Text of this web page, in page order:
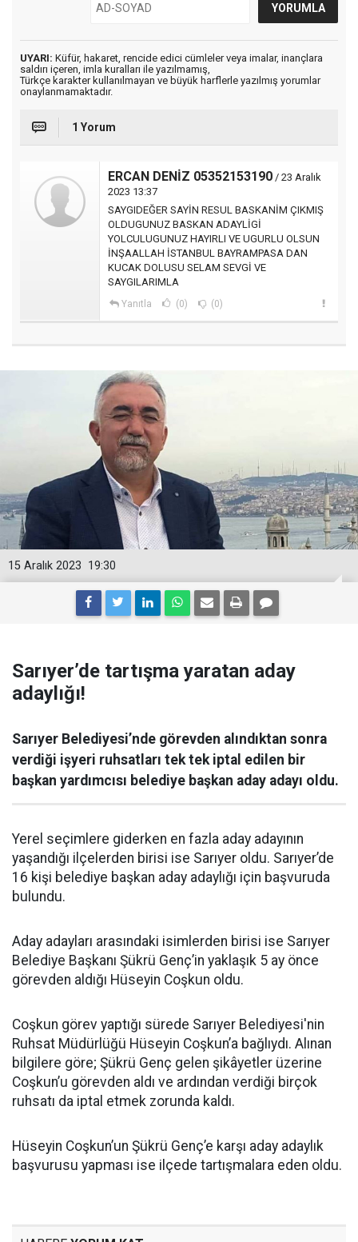
UYARI: Küfür, hakaret, rencide edici cümleler veya imalar, inançlara
saldırı içeren, imla kuralları ile yazılmamış,
Türkçe karakter kullanılmayan ve büyük harflerle yazılmış yorumlar
onaylanmamaktadır.
1 Yorum
ERCAN DENİZ 05352153190 / 23 Aralık
2023 13:37
SAYGIDEĞER SAYİN RESUL BASKANİM ÇIKMIŞ
OLDUGUNUZ BASKAN ADAYLİGİ
YOLCULUGUNUZ HAYIRLI VE UGURLU OLSUN
İNŞAALLAH İSTANBUL BAYRAMPASA DAN
KUCAK DOLUSU SELAM SEVGİ VE
SAYGILARIMLA
Yanıtla (0) (0)
19:30
15 Aralık 2023
Sarıyer’de tartışma yaratan aday
adaylığı!
Sarıyer Belediyesi’nde görevden alındıktan sonra
verdiği işyeri ruhsatları tek tek iptal edilen bir
başkan yardımcısı belediye başkan aday adayı oldu.
Yerel seçimlere giderken en fazla aday adayının
yaşandığı ilçelerden birisi ise Sarıyer oldu. Sarıyer’de
16 kişi belediye başkan aday adaylığı için başvuruda
bulundu.
Aday adayları arasındaki isimlerden birisi ise Sarıyer
Belediye Başkanı Şükrü Genç’in yaklaşık 5 ay önce
görevden aldığı Hüseyin Coşkun oldu.
Coşkun görev yaptığı sürede Sarıyer Belediyesi'nin
Ruhsat Müdürlüğü Hüseyin Coşkun’a bağlıydı. Alınan
bilgilere göre; Şükrü Genç gelen şikâyetler üzerine
Coşkun’u görevden aldı ve ardından verdiği birçok
ruhsatı da iptal etmek zorunda kaldı.
Hüseyin Coşkun’un Şükrü Genç’e karşı aday adaylık
başvurusu yapması ise ilçede tartışmalara eden oldu.